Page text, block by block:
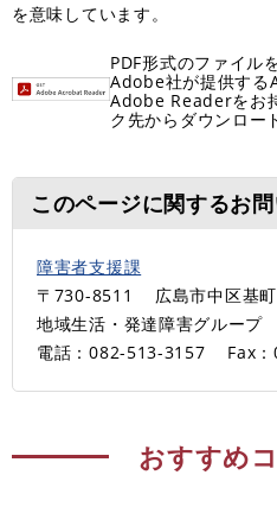
を意味しています。
PDF形式のファイル
Adobe社が提供する
Adobe Readerをお
ク先からダウンロー
このページに関するお
障害者支援課
〒730-8511
広島市中区基
地域生活・発達障害グループ
電話：082-513-3157
Fax
おすすめ